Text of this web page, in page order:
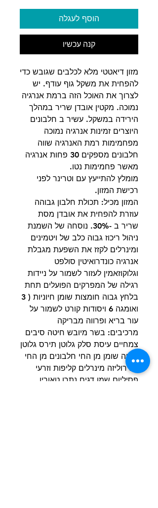
הוסף לעגלה
קנה עכשיו
מזון דיאטטי מלא לכלבים שגובש כדי
להפחית את משקל גוף עודף. יש
לצרוך את האוכל הזה ברמת אנרגיה
נמוכה. מקטין אובדן שריר במהלך
הירידה במשקל. עשיר ב חלבונים
היוצרים זמינות אנרגיה נמוכה
מפחמימות רמת האנרגיה שווה
חלבונים מספקים 30 פחות אנרגיה
מאשר פחמימות נטו.
מומלץ להתייעץ עם וטרינר לפני
רכישת המזון.
המזון מכיל: תכולת חלבון גבוהה
עוזרת להפחית את אובדן מסת
שריר ב -30%. נוסחה של השמנת
ניהול ריכוז גבוה כלב של ויטמינים
ומינרלים לקזז את השפעת מגבלת
אנרגיה כונדרואיטין סולפט
וגלוקוזאמין לעזור לשמור על ניידות
רגילה של המפרקים הפועלים תחת
בלחץ גבוה חומצות שומן חיוניות ( 3
ואומגה 6 ויסודות קורט לשמור על
עור בריא ופרווה מבריקה
מרכיבים: בשר מיובש חיטה סיבים
צמחיים עיסת סלק גלוטן תירס גלוטן
חיטה שומן מן החי חלבונים מן החי
הידרוליזה מינרלים קליפות וזרעי
פסיליום שמן דגים נתרן טאורין